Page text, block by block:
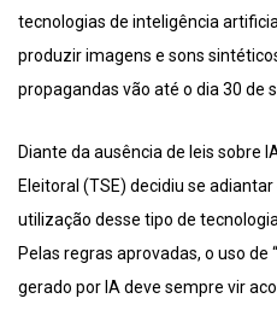
tecnologias de inteligência
produzir imagens e sons
propagandas vão até o dia 30 de
Diante da ausência de leis sobre
Eleitoral (TSE) decidiu se
utilização desse tipo de
Pelas regras aprovadas, o uso
gerado por IA deve sempre vir